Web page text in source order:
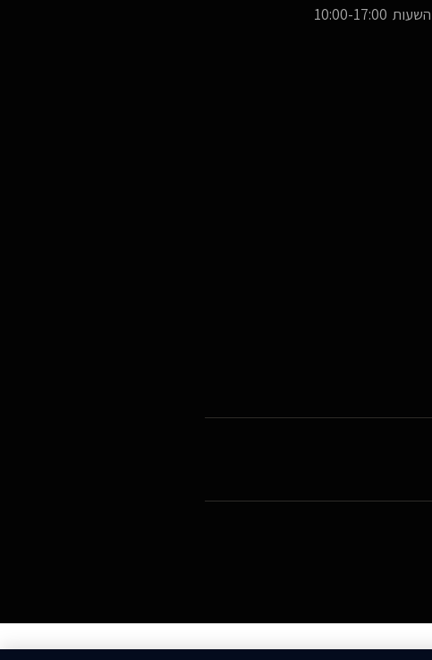
השעות 10:00-17:00